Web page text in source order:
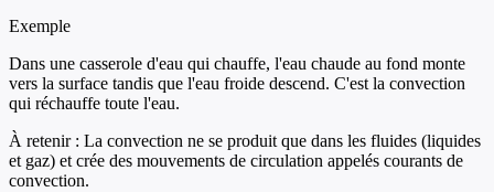
Exemple
Dans une casserole d'eau qui chauffe, l'eau chaude au fond monte
vers la surface tandis que l'eau froide descend. C'est la convection
qui réchauffe toute l'eau.
À retenir : La convection ne se produit que dans les fluides (liquides
et gaz) et crée des mouvements de circulation appelés courants de
convection.